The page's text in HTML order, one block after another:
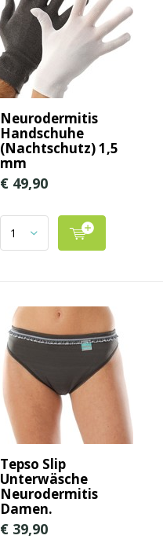
Neurodermitis
Handschuhe
(Nachtschutz) 1,5
mm
€ 49,90
Tepso Slip
Unterwäsche
Neurodermitis
Damen.
€ 39,90